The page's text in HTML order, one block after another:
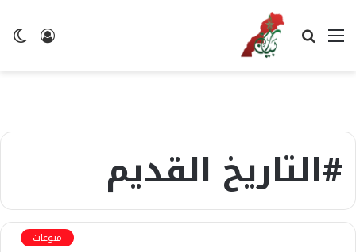
تسجيل
القائمة بحث
#التاريخ القديم
منوعات